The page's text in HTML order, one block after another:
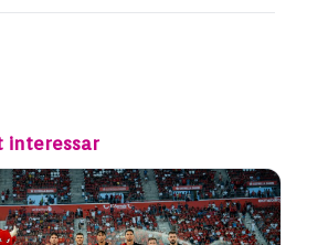
interessar